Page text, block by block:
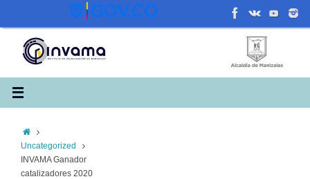
contenido
Inicio
Uncategorized
INVAMA Ganador
catalizadores 2020